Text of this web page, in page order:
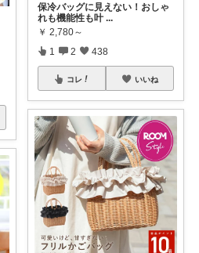
保冷バッグに見えない！おしゃ
れも機能性も叶 ...
￥ 2,780～
1 2 438
コレ いいね